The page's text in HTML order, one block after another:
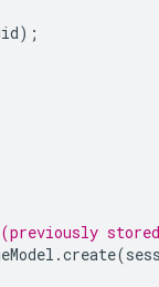
);
stored
.create(